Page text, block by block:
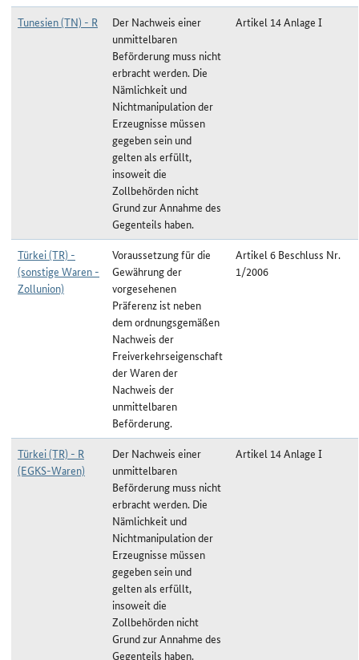
Tunesien (TN) - R
Der Nachweis einer
unmittelbaren
Beförderung muss nicht
erbracht werden. Die
Nämlichkeit und
Nichtmanipulation der
Erzeugnisse müssen
gegeben sein und
gelten als erfüllt,
insoweit die
Zollbehörden nicht
Grund zur Annahme des
Gegenteils haben.
Artikel 14 Anlage I
Türkei (TR) -
(sonstige Waren -
Zollunion)
Voraussetzung für die
Gewährung der
vorgesehenen
Präferenz ist neben
dem ordnungsgemäßen
Nachweis der
Freiverkehrseigenschaft
der Waren der
Nachweis der
unmittelbaren
Beförderung.
Artikel 6 Beschluss Nr.
1/2006
Türkei (TR) - R
(EGKS-Waren)
Der Nachweis einer
unmittelbaren
Beförderung muss nicht
erbracht werden. Die
Nämlichkeit und
Nichtmanipulation der
Erzeugnisse müssen
gegeben sein und
gelten als erfüllt,
insoweit die
Zollbehörden nicht
Grund zur Annahme des
Gegenteils haben.
Artikel 14 Anlage I